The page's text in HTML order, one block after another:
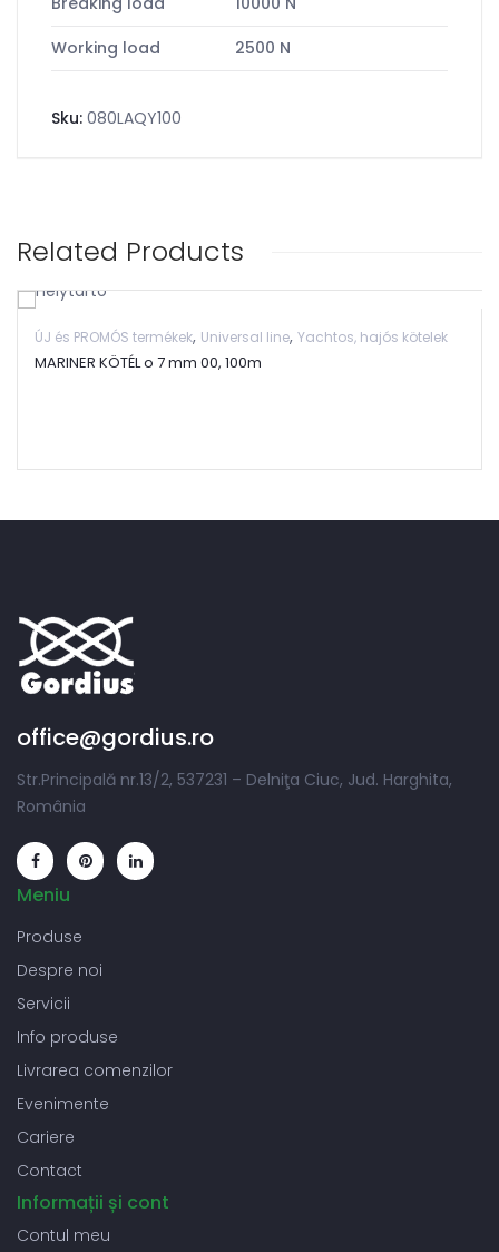
Working load
2500 N
Sku: 080LAQY100
Related Products
ÚJ és PROMÓS termékek, Universal line, Yachtos, hajós kötelek
MARINER KÖTÉL o 7 mm 00, 100m
office@gordius.ro
Str.Principală nr.13/2, 537231 – Delniţa Ciuc, Jud. Harghita,
România
Meniu
Produse
Despre noi
Servicii
Info produse
Livrarea comenzilor
Evenimente
Cariere
Contact
Informații și cont
Contul meu